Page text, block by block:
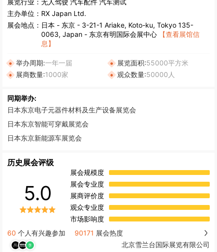
主办单位： RX Japan Ltd.
展会地点： 日本 - 东京 - 3-21-1 Ariake, Koto-ku, Tokyo 135-
0063, Japan - 东京有明国际会展中心
【查看展馆信
息】
举办周期:一年一届 展览面积:55000平方米
展商数量:1000家 观众数量:50000人
同期举办:
日本东京电子元器件材料及生产设备展览会
日本东京智能可穿戴展览会
日本东京新能源车展览会
历史展会评级
5.0
展会规模度
展会专业度
展商评价度
观众专业度
市场影响度
60 个人有兴趣参加 90171 展会热度
北京雪兰台国际展览有限公司